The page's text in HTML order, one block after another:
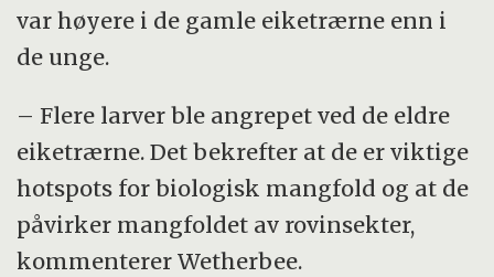
var høyere i de gamle eiketrærne enn i
de unge.
– Flere larver ble angrepet ved de eldre
eiketrærne. Det bekrefter at de er viktige
hotspots for biologisk mangfold og at de
påvirker mangfoldet av rovinsekter,
kommenterer Wetherbee.